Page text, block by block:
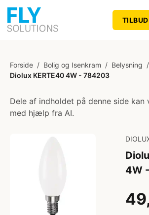
TILBUD
Forside / Bolig og Isenkram / Belysning /
Diolux KERTE40 4W - 784203
Dele af indholdet på denne side
med hjælp fra AI.
4W